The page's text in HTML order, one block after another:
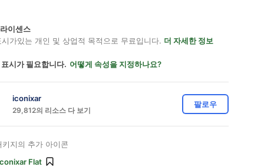
이센스
가있는 개인 및 상업적 목적으로 무료입니다. 더 자세한 정보
시가 필요합니다. 어떻게 속성을 지정하나요?
iconixar
29,812의 리소스 다 보기
팔로우
지의 추가 아이콘
Flat